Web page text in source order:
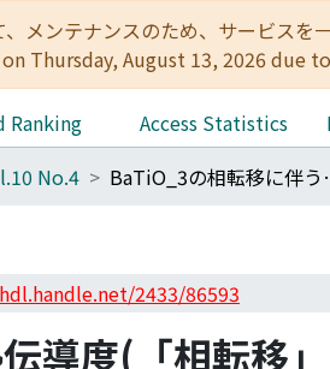
、メンテナンスのため、サービス
Thursday, August 13, 2026 due
Ranking Access Statistics
No.4 BaTiO_3の相
2433/86593
導度(「相転移